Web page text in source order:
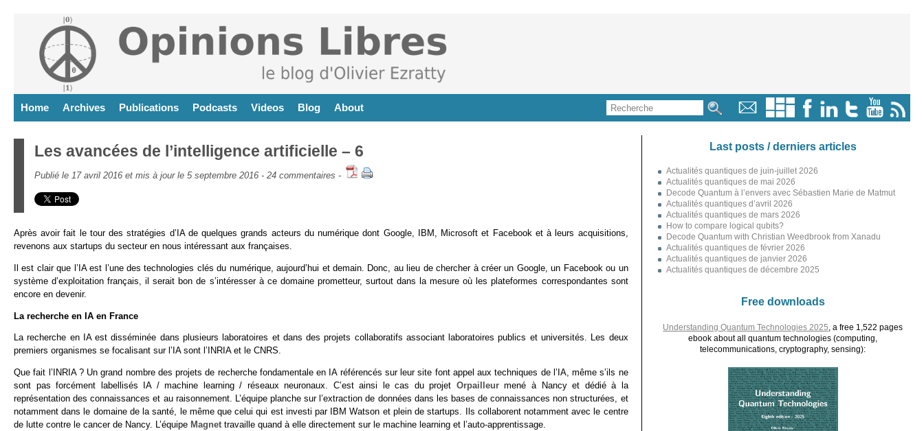
Home Archives Publications Podcasts Videos Blog About
Les avancées de l’intelligence artificielle – 6
Publié le 17 avril 2016 et mis à jour le 5 septembre 2016 - 24 commentaires -
Après avoir fait le tour des stratégies d’IA de quelques grands acteurs du numérique dont Google, IBM, Microsoft et Facebook et à leurs acquisitions,
revenons aux startups du secteur en nous intéressant aux françaises.
Il est clair que l’IA est l’une des technologies clés du numérique, aujourd’hui et demain. Donc, au lieu de chercher à créer un Google, un Facebook ou un
système d’exploitation français, il serait bon de s’intéresser à ce domaine prometteur, surtout dans la mesure où les plateformes correspondantes sont
encore en devenir.
La recherche en IA en France
La recherche en IA est disséminée dans plusieurs laboratoires et dans des projets collaboratifs associant laboratoires publics et universités. Les deux
premiers organismes se focalisant sur l’IA sont l’INRIA et le CNRS.
Que fait l’INRIA ? Un grand nombre des projets de recherche fondamentale en IA référencés sur leur site font appel aux techniques de l’IA, même s’ils ne
sont pas forcément labellisés IA / machine learning / réseaux neuronaux. C’est ainsi le cas du projet Orpailleurmené à Nancy et dédié à la
représentation des connaissances et au raisonnement. L’équipe planche sur l’extraction de données dans les bases de connaissances non structurées, et
notamment dans le domaine de la santé, le même que celui qui est investi par IBM Watson et plein de startups. Ils collaborent notamment avec le centre
de lutte contre le cancer de Nancy. L’équipe Magnettravaille quand à elle directement sur le machine learning et l’auto-apprentissage.
Last posts / derniers articles
Actualités quantiques de juin-juillet 2026
Actualités quantiques de mai 2026
Decode Quantum à l’envers avec Sébastien Marie de Matmut
Actualités quantiques d’avril 2026
Actualités quantiques de mars 2026
How to compare logical qubits?
Decode Quantum with Christian Weedbrook from Xanadu
Actualités quantiques de février 2026
Actualités quantiques de janvier 2026
Actualités quantiques de décembre 2025
Free downloads
Understanding Quantum Technologies 2025 , a free 1,522 pages
ebook about all quantum technologies (computing,
telecommunications, cryptography, sensing):